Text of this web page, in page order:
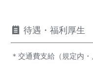
待遇・福利厚生
＊交通費支給（規定内・